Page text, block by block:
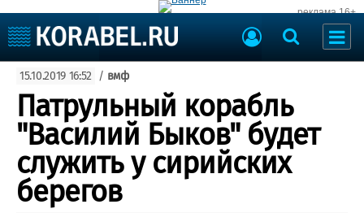
реклама 16+
Судоходство
Судоремонт
События
Пресс-релизы
Порты
ВМФ
Образование
Яхты и катера
Еще
15.10.2019 16:52 / вмф
Патрульный корабль
"Василий Быков" будет
служить у сирийских
берегов